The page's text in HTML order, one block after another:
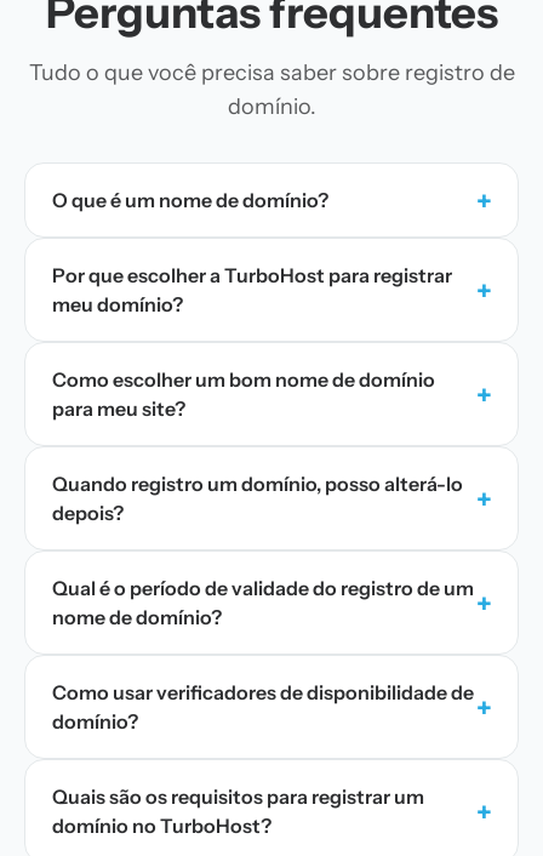
Perguntas frequentes
Tudo o que você precisa saber sobre registro de
domínio.
O que é um nome de domínio? +
Por que escolher a TurboHost para registrar
meu domínio?
+
Como escolher um bom nome de domínio
para meu site?
+
Quando registro um domínio, posso alterá-lo
depois?
+
Qual é o período de validade do registro de um
nome de domínio?
+
Como usar verificadores de disponibilidade de
domínio?
+
Quais são os requisitos para registrar um
domínio no TurboHost?
+